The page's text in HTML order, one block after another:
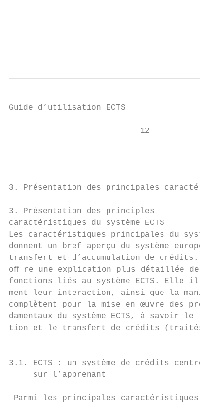
Guide d’utilisation ECTS
                           12
3. Présentation des principales
3. Présentation des principles
caractéristiques du système ECTS
Les caractéristiques principales du
donnent un bref aperçu du système
transfert et d’accumulation de crédits.
oﬀ re une explication plus détaillée des
fonctions liés au système ECTS. Elle
ment leur interaction, ainsi que la
complètent pour la mise en œuvre des
damentaux du système ECTS, à savoir
tion et le transfert de crédits (traités à
3.1. ECTS : un système de crédits centré
sur l’apprenant
Parmi les principales